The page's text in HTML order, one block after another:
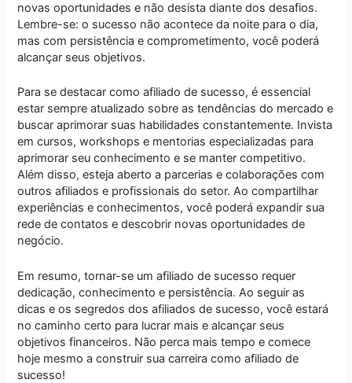
novas oportunidades e não desista diante dos desafios.
Lembre-se: o sucesso não acontece da noite para o dia,
mas com persistência e comprometimento, você poderá
alcançar seus objetivos.
Para se destacar como afiliado de sucesso, é essencial
estar sempre atualizado sobre as tendências do mercado e
buscar aprimorar suas habilidades constantemente. Invista
em cursos, workshops e mentorias especializadas para
aprimorar seu conhecimento e se manter competitivo.
Além disso, esteja aberto a parcerias e colaborações com
outros afiliados e profissionais do setor. Ao compartilhar
experiências e conhecimentos, você poderá expandir sua
rede de contatos e descobrir novas oportunidades de
negócio.
Em resumo, tornar-se um afiliado de sucesso requer
dedicação, conhecimento e persistência. Ao seguir as
dicas e os segredos dos afiliados de sucesso, você estará
no caminho certo para lucrar mais e alcançar seus
objetivos financeiros. Não perca mais tempo e comece
hoje mesmo a construir sua carreira como afiliado de
sucesso!